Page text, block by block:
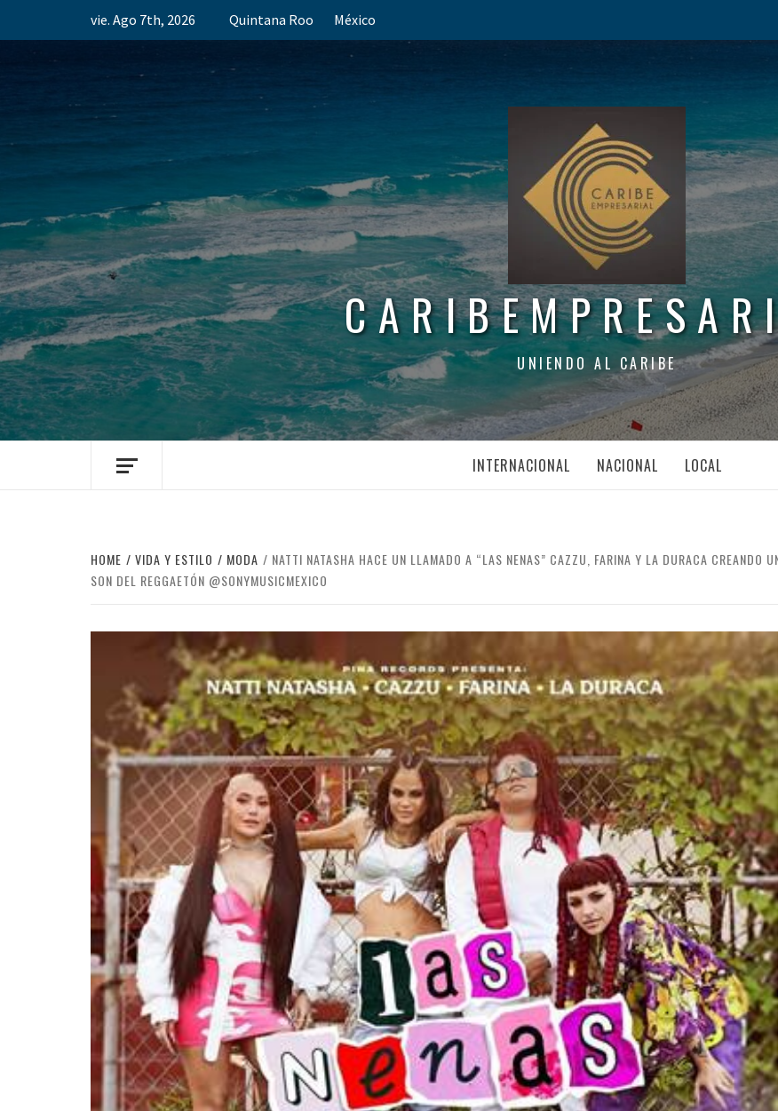
vie. Ago 7th, 2026 Quintana Roo México
UNIENDO AL CARIBE
INTERNACIONAL NACIONAL LOCAL
HOME VIDA Y ESTILO MODA
NATTI NATASHA HACE UN LLAMADO A “LAS NENAS” CAZZU, FARINA Y LA DURACA CREANDO
SON DEL REGGAETÓN @SONYMUSICMEXICO